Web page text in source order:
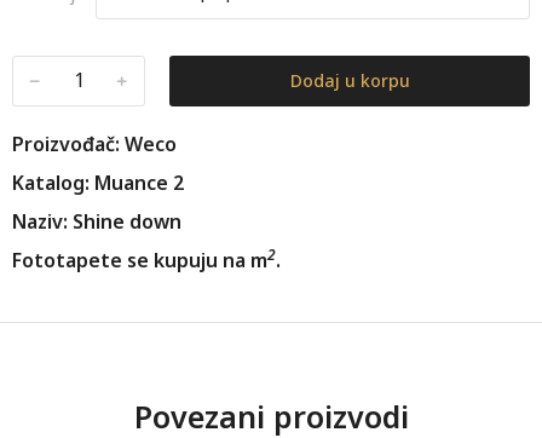
﹣ ﹢ Dodaj u korpu
Proizvođač: Weco
Katalog: Muance 2
Naziv: Shine down
Fototapete se kupuju na m2.
Povezani proizvodi